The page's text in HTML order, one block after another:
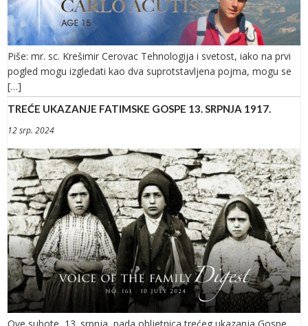
Piše: mr. sc. Krešimir Cerovac Tehnologija i svetost, iako na prvi
pogled mogu izgledati kao dva suprotstavljena pojma, mogu se
[…]
TREĆE UKAZANJE FATIMSKE GOSPE 13. SRPNJA 1917.
12 srp. 2024